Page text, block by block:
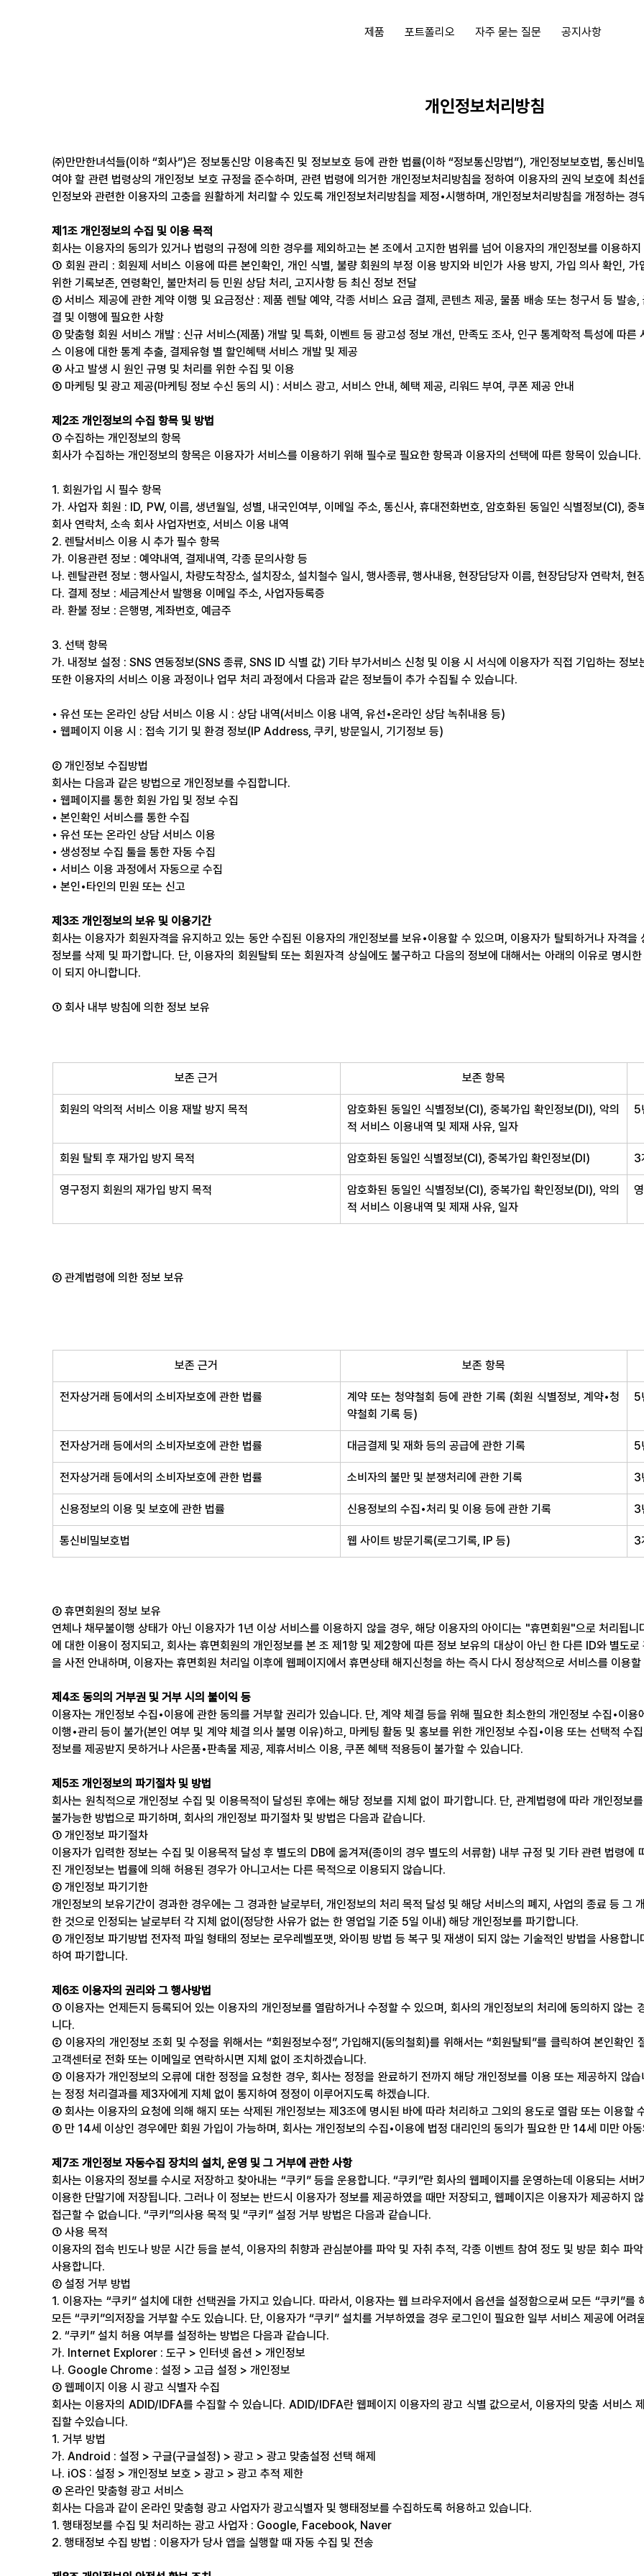
제품 포트폴리오 자주 묻는 질문 공지사항
개인정보처리방침
㈜만만한녀석들(이하 “회사”)은 정보통신망 이용촉진 및 정보보호 등에 관한 법률(이하 “정보통신망법”), 개인정보보호법, 통신
여야 할 관련 법령상의 개인정보 보호 규정을 준수하며, 관련 법령에 의거한 개인정보처리방침을 정하여 이용자의 권익 보호에 최
인정보와 관련한 이용자의 고충을 원활하게 처리할 수 있도록 개인정보처리방침을 제정•시행하며, 개인정보처리방침을 개정하는
제1조 개인정보의 수집 및 이용 목적
회사는 이용자의 동의가 있거나 법령의 규정에 의한 경우를 제외하고는 본 조에서 고지한 범위를 넘어 이용자의 개인정보를 이용하
① 회원 관리 : 회원제 서비스 이용에 따른 본인확인, 개인 식별, 불량 회원의 부정 이용 방지와 비인가 사용 방지, 가입 의사 확인,
위한 기록보존, 연령확인, 불만처리 등 민원 상담 처리, 고지사항 등 최신 정보 전달
② 서비스 제공에 관한 계약 이행 및 요금정산 : 제품 렌탈 예약, 각종 서비스 요금 결제, 콘텐츠 제공, 물품 배송 또는 청구서 등 발송
결 및 이행에 필요한 사항
③ 맞춤형 회원 서비스 개발 : 신규 서비스(제품) 개발 및 특화, 이벤트 등 광고성 정보 개선, 만족도 조사, 인구 통계학적 특성에 따른
스 이용에 대한 통계 추출, 결제유형 별 할인혜택 서비스 개발 및 제공
④ 사고 발생 시 원인 규명 및 처리를 위한 수집 및 이용
⑤ 마케팅 및 광고 제공(마케팅 정보 수신 동의 시) : 서비스 광고, 서비스 안내, 혜택 제공, 리워드 부여, 쿠폰 제공 안내
제2조 개인정보의 수집 항목 및 방법
① 수집하는 개인정보의 항목
회사가 수집하는 개인정보의 항목은 이용자가 서비스를 이용하기 위해 필수로 필요한 항목과 이용자의 선택에 따른 항목이 있습니다.
1. 회원가입 시 필수 항목
가. 사업자 회원 : ID, PW, 이름, 생년월일, 성별, 내국인여부, 이메일 주소, 통신사, 휴대전화번호, 암호화된 동일인 식별정보(CI),
회사 연락처, 소속 회사 사업자번호, 서비스 이용 내역
2. 렌탈서비스 이용 시 추가 필수 항목
가. 이용관련 정보 : 예약내역, 결제내역, 각종 문의사항 등
나. 렌탈관련 정보 : 행사일시, 차량도착장소, 설치장소, 설치철수 일시, 행사종류, 행사내용, 현장담당자 이름, 현장담당자 연락처, 현
다. 결제 정보 : 세금계산서 발행용 이메일 주소, 사업자등록증
라. 환불 정보 : 은행명, 계좌번호, 예금주
3. 선택 항목
가. 내정보 설정 : SNS 연동정보(SNS 종류, SNS ID 식별 값) 기타 부가서비스 신청 및 이용 시 서식에 이용자가 직접 기입하는 정
또한 이용자의 서비스 이용 과정이나 업무 처리 과정에서 다음과 같은 정보들이 추가 수집될 수 있습니다.
• 유선 또는 온라인 상담 서비스 이용 시 : 상담 내역(서비스 이용 내역, 유선•온라인 상담 녹취내용 등)
• 웹페이지 이용 시 : 접속 기기 및 환경 정보(IP Address, 쿠키, 방문일시, 기기정보 등)
② 개인정보 수집방법
회사는 다음과 같은 방법으로 개인정보를 수집합니다.
• 웹페이지를 통한 회원 가입 및 정보 수집
• 본인확인 서비스를 통한 수집
• 유선 또는 온라인 상담 서비스 이용
• 생성정보 수집 툴을 통한 자동 수집
• 서비스 이용 과정에서 자동으로 수집
• 본인•타인의 민원 또는 신고
제3조 개인정보의 보유 및 이용기간
회사는 이용자가 회원자격을 유지하고 있는 동안 수집된 이용자의 개인정보를 보유•이용할 수 있으며, 이용자가 탈퇴하거나 자격
정보를 삭제 및 파기합니다. 단, 이용자의 회원탈퇴 또는 회원자격 상실에도 불구하고 다음의 정보에 대해서는 아래의 이유로 명시
이 되지 아니합니다.
① 회사 내부 방침에 의한 정보 보유
보존 근거 보존 항목
회원의 악의적 서비스 이용 재발 방지 목적
암호화된 동일인 식별정보(CI), 중복가입 확인정보(DI), 악의
적 서비스 이용내역 및 제재 사유, 일자
5
회원 탈퇴 후 재가입 방지 목적 암호화된 동일인 식별정보(CI), 중복가입 확인정보(DI) 3
영구정지 회원의 재가입 방지 목적
암호화된 동일인 식별정보(CI), 중복가입 확인정보(DI), 악의
적 서비스 이용내역 및 제재 사유, 일자
② 관계법령에 의한 정보 보유
보존 근거 보존 항목
전자상거래 등에서의 소비자보호에 관한 법률
계약 또는 청약철회 등에 관한 기록 (회원 식별정보, 계약•청
약철회 기록 등)
5
전자상거래 등에서의 소비자보호에 관한 법률 대금결제 및 재화 등의 공급에 관한 기록 5
전자상거래 등에서의 소비자보호에 관한 법률 소비자의 불만 및 분쟁처리에 관한 기록 3
신용정보의 이용 및 보호에 관한 법률 신용정보의 수집•처리 및 이용 등에 관한 기록 3
통신비밀보호법 웹 사이트 방문기록(로그기록, IP 등) 3
③ 휴면회원의 정보 보유
연체나 채무불이행 상태가 아닌 이용자가 1년 이상 서비스를 이용하지 않을 경우, 해당 이용자의 아이디는 "휴면회원"으로 처리됩
에 대한 이용이 정지되고, 회사는 휴면회원의 개인정보를 본 조 제1항 및 제2항에 따른 정보 보유의 대상이 아닌 한 다른 ID와 별도
을 사전 안내하며, 이용자는 휴면회원 처리일 이후에 웹페이지에서 휴면상태 해지신청을 하는 즉시 다시 정상적으로 서비스를 이용
제4조 동의의 거부권 및 거부 시의 불이익 등
이용자는 개인정보 수집•이용에 관한 동의를 거부할 권리가 있습니다. 단, 계약 체결 등을 위해 필요한 최소한의 개인정보 수집•이
이행•관리 등이 불가(본인 여부 및 계약 체결 의사 불명 이유)하고, 마케팅 활동 및 홍보를 위한 개인정보 수집•이용 또는 선택적 수
정보를 제공받지 못하거나 사은품•판촉물 제공, 제휴서비스 이용, 쿠폰 혜택 적용등이 불가할 수 있습니다.
제5조 개인정보의 파기절차 및 방법
회사는 원칙적으로 개인정보 수집 및 이용목적이 달성된 후에는 해당 정보를 지체 없이 파기합니다. 단, 관계법령에 따라 개인정보
불가능한 방법으로 파기하며, 회사의 개인정보 파기절차 및 방법은 다음과 같습니다.
① 개인정보 파기절차
이용자가 입력한 정보는 수집 및 이용목적 달성 후 별도의 DB에 옮겨져(종이의 경우 별도의 서류함) 내부 규정 및 기타 관련 법령에
진 개인정보는 법률에 의해 허용된 경우가 아니고서는 다른 목적으로 이용되지 않습니다.
② 개인정보 파기기한
개인정보의 보유기간이 경과한 경우에는 그 경과한 날로부터, 개인정보의 처리 목적 달성 및 해당 서비스의 폐지, 사업의 종료 등 그
한 것으로 인정되는 날로부터 각 지체 없이(정당한 사유가 없는 한 영업일 기준 5일 이내) 해당 개인정보를 파기합니다.
③ 개인정보 파기방법 전자적 파일 형태의 정보는 로우레벨포맷, 와이핑 방법 등 복구 및 재생이 되지 않는 기술적인 방법을 사용합
하여 파기합니다.
제6조 이용자의 권리와 그 행사방법
① 이용자는 언제든지 등록되어 있는 이용자의 개인정보를 열람하거나 수정할 수 있으며, 회사의 개인정보의 처리에 동의하지 않는
니다.
② 이용자의 개인정보 조회 및 수정을 위해서는 “회원정보수정”, 가입해지(동의철회)를 위해서는 “회원탈퇴”를 클릭하여 본인확인
고객센터로 전화 또는 이메일로 연락하시면 지체 없이 조치하겠습니다.
③ 이용자가 개인정보의 오류에 대한 정정을 요청한 경우, 회사는 정정을 완료하기 전까지 해당 개인정보를 이용 또는 제공하지 않
는 정정 처리결과를 제3자에게 지체 없이 통지하여 정정이 이루어지도록 하겠습니다.
④ 회사는 이용자의 요청에 의해 해지 또는 삭제된 개인정보는 제3조에 명시된 바에 따라 처리하고 그외의 용도로 열람 또는 이용할
⑤ 만 14세 이상인 경우에만 회원 가입이 가능하며, 회사는 개인정보의 수집•이용에 법정 대리인의 동의가 필요한 만 14세 미만 아
제7조 개인정보 자동수집 장치의 설치, 운영 및 그 거부에 관한 사항
회사는 이용자의 정보를 수시로 저장하고 찾아내는 “쿠키” 등을 운용합니다. “쿠키”란 회사의 웹페이지를 운영하는데 이용되는 서
이용한 단말기에 저장됩니다. 그러나 이 정보는 반드시 이용자가 정보를 제공하였을 때만 저장되고, 웹페이지은 이용자가 제공하지
접근할 수 없습니다. “쿠키”의사용 목적 및 “쿠키” 설정 거부 방법은 다음과 같습니다.
① 사용 목적
이용자의 접속 빈도나 방문 시간 등을 분석, 이용자의 취향과 관심분야를 파악 및 자취 추적, 각종 이벤트 참여 정도 및 방문 회수 파
사용합니다.
② 설정 거부 방법
1. 이용자는 “쿠키” 설치에 대한 선택권을 가지고 있습니다. 따라서, 이용자는 웹 브라우저에서 옵션을 설정함으로써 모든 “쿠키”를
모든 “쿠키”의저장을 거부할 수도 있습니다. 단, 이용자가 “쿠키” 설치를 거부하였을 경우 로그인이 필요한 일부 서비스 제공에 어려
2. “쿠키” 설치 허용 여부를 설정하는 방법은 다음과 같습니다.
가. Internet Explorer : 도구 > 인터넷 옵션 > 개인정보
나. Google Chrome : 설정 > 고급 설정 > 개인정보
③ 웹페이지 이용 시 광고 식별자 수집
회사는 이용자의 ADID/IDFA를 수집할 수 있습니다. ADID/IDFA란 웹페이지 이용자의 광고 식별 값으로서, 이용자의 맞춤 서비스
집할 수있습니다.
1. 거부 방법
가. Android : 설정 > 구글(구글설정) > 광고 > 광고 맞춤설정 선택 해제
나. iOS : 설정 > 개인정보 보호 > 광고 > 광고 추적 제한
④ 온라인 맞춤형 광고 서비스
회사는 다음과 같이 온라인 맞춤형 광고 사업자가 광고식별자 및 행태정보를 수집하도록 허용하고 있습니다.
1. 행태정보를 수집 및 처리하는 광고 사업자 : Google, Facebook, Naver
2. 행태정보 수집 방법 : 이용자가 당사 앱을 실행할 때 자동 수집 및 전송